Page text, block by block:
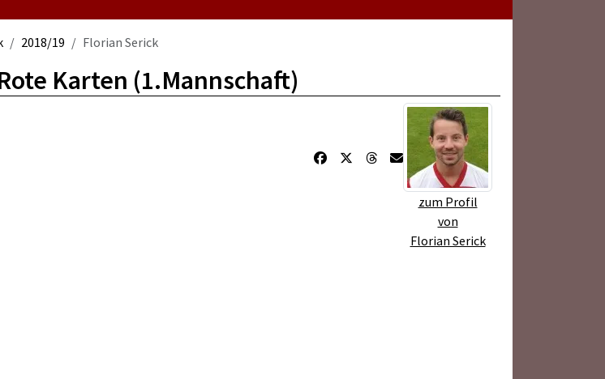
2018/19 Florian Serick
Karten (1.Mannschaft)
zum Profil
von
Florian Serick